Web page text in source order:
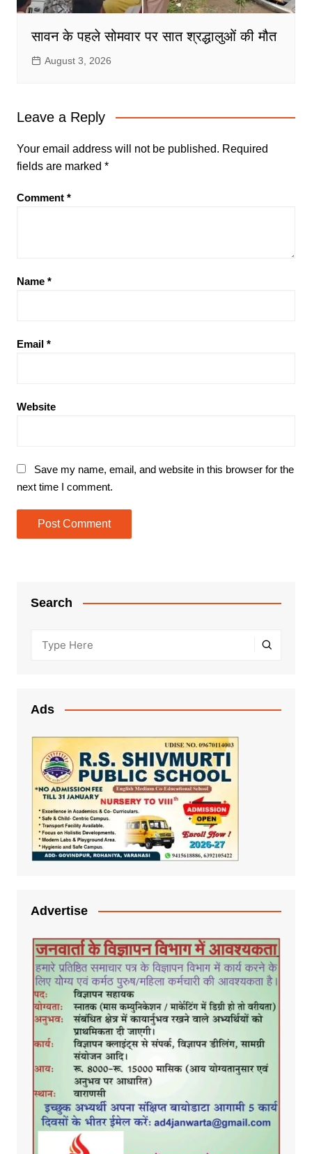
सावन के पहले सोमवार पर सात श्रद्धालुओं की मौत
August 3, 2026
Leave a Reply
Your email address will not be published. Required
fields are marked *
Comment *
Name *
Email *
Website
Save my name, email, and website in this browser for the
next time I comment.
Search
Ads
Advertise